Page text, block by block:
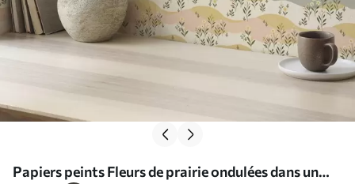
Papiers peints Fleurs de prairie ondulées dans un